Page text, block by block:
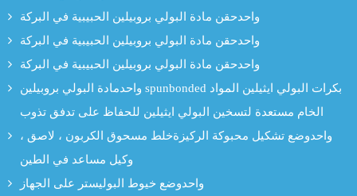
واحدحقن مادة البولي بروبيلين الحبيبية في البركة
واحدحقن مادة البولي بروبيلين الحبيبية في البركة
واحدحقن مادة البولي بروبيلين الحبيبية في البركة
واحدمادة البولي بروبيلين spunbonded بكرات البولي ايثيلين المواد
الخام مستعدة لتسخين البولي ايثيلين للحفاظ على تدفق تذوب
واحدوضع تشكيل محبوكة الركيزةخلط مسحوق الكربون ، لاصق ،
وكيل مساعد في الطين
واحدوضع خيوط البوليستر على الجهاز